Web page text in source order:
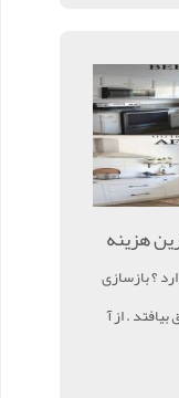
هزینه
؟ بازسازی
. از آ